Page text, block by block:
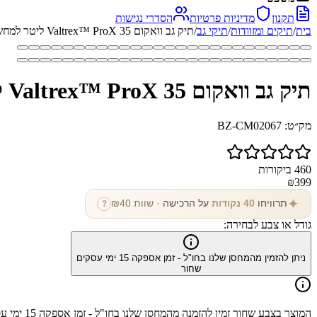
תקנון
מדיניות פרטיות
הסדרי נגישות
בית/תיקים ומזוודות/תיקי גב/תיק גב וואקום Valtrex™ ProX 35 ליטר למחשב 16 אינץ'
תיק גב וואקום Valtrex™ ProX 35 ליטר למחשב 16 אינץ'
מק״ט: BZ-CM02067
460 ביקורות
₪399
✦ תרוויחו 40 נקודות על הרכישה · שוות ₪ 40
?
גודל או צבע לבחירה:
ניתן להזמין מהמחסן שלנו בחו"ל - זמן אספקה 15 ימי עסקים
שחור
המוצר בצבע שחור זמין להזמנה מהמחסן שלנו בחו"ל - זמן אספקה 15 ימי